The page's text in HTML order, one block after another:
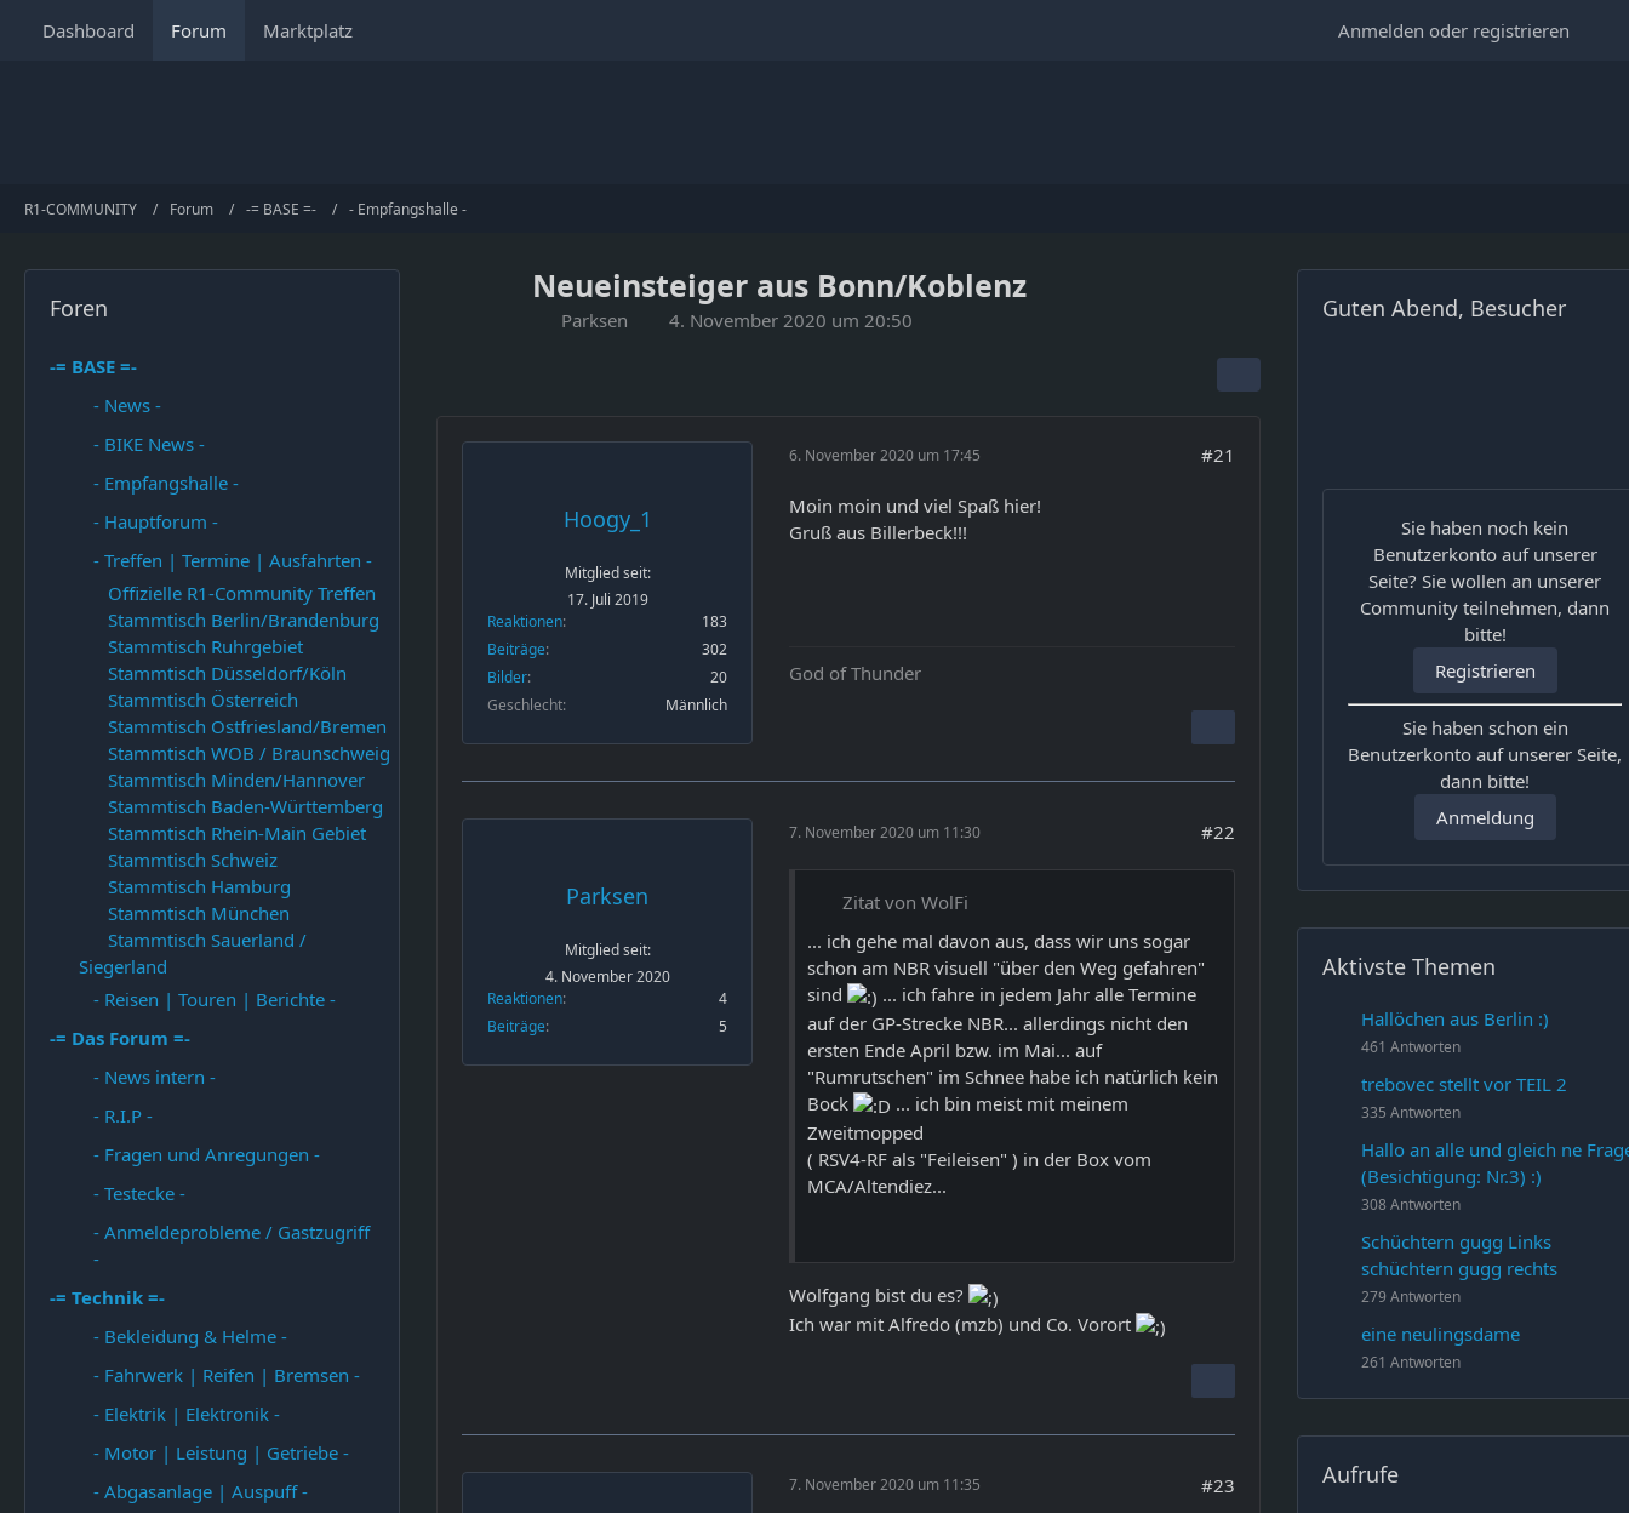
Dashboard Forum Marktplatz Anmelden oder registrieren
R1-COMMUNITY Forum -= BASE =- - Empfangshalle -
Foren
-= BASE =-
- News -
- BIKE News -
- Empfangshalle -
- Hauptforum -
- Treffen | Termine | Ausfahrten -
Offizielle R1-Community Treffen
Stammtisch Berlin/Brandenburg
Stammtisch Ruhrgebiet
Stammtisch Düsseldorf/Köln
Stammtisch Österreich
Stammtisch Ostfriesland/Bremen
Stammtisch WOB / Braunschweig
Stammtisch Minden/Hannover
Stammtisch Baden-Württemberg
Stammtisch Rhein-Main Gebiet
Stammtisch Schweiz
Stammtisch Hamburg
Stammtisch München
Stammtisch Sauerland /
Siegerland
- Reisen | Touren | Berichte -
-= Das Forum =-
- News intern -
- R.I.P -
- Fragen und Anregungen -
- Testecke -
- Anmeldeprobleme / Gastzugriff
-
-= Technik =-
- Bekleidung & Helme -
- Fahrwerk | Reifen | Bremsen -
- Elektrik | Elektronik -
- Motor | Leistung | Getriebe -
- Abgasanlage | Auspuff -
Neueinsteiger aus Bonn/Koblenz
Parksen 4. November 2020 um 20:50
Hoogy_1
Mitglied seit:
17. Juli 2019
Reaktionen
183
Beiträge
302
Bilder
20
Geschlecht
Männlich
6. November 2020 um 17:45 #21
Moin moin und viel Spaß hier!
Gruß aus Billerbeck!!!
God of Thunder
Parksen
Mitglied seit:
4. November 2020
Reaktionen
4
Beiträge
5
7. November 2020 um 11:30 #22
Zitat von WolFi
... ich gehe mal davon aus, dass wir uns sogar
schon am NBR visuell "über den Weg gefahren"
sind
... ich fahre in jedem Jahr alle Termine
auf der GP-Strecke NBR... allerdings nicht den
ersten Ende April bzw. im Mai... auf
"Rumrutschen" im Schnee habe ich natürlich kein
Bock
... ich bin meist mit meinem
Zweitmopped
( RSV4-RF als "Feileisen" ) in der Box vom
MCA/Altendiez...
Wolfgang bist du es?
Ich war mit Alfredo (mzb) und Co. Vorort
7. November 2020 um 11:35 #23
Guten Abend, Besucher
Sie haben noch kein
Benutzerkonto auf unserer
Seite? Sie wollen an unserer
Community teilnehmen, dann
bitte!
Registrieren
Sie haben schon ein
Benutzerkonto auf unserer Seite,
dann bitte!
Anmeldung
Aktivste Themen
Hallöchen aus Berlin :)
461 Antworten
trebovec stellt vor TEIL 2
335 Antworten
Hallo an alle und gleich ne
(Besichtigung: Nr.3) :)
308 Antworten
Schüchtern gugg Links
schüchtern gugg rechts
279 Antworten
eine neulingsdame
261 Antworten
Aufrufe